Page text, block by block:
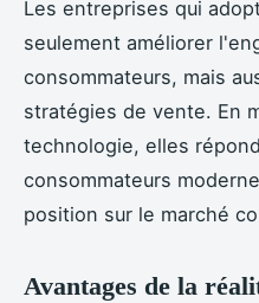
Les entreprises qui
seulement améliorer
consommateurs, mais
stratégies de vente. En
technologie, elles
consommateurs
position sur le marché
Avantages de la